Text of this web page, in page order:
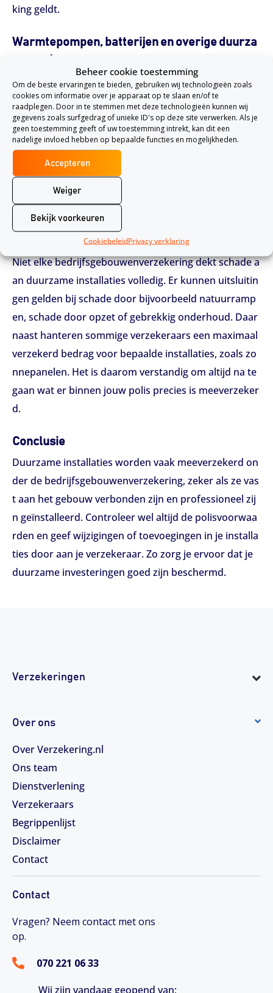
Beheer cookie toestemming
Om de beste ervaringen te bieden, gebruiken wij technologieën zoals
cookies om informatie over je apparaat op te slaan en/of te
raadplegen. Door in te stemmen met deze technologieën kunnen wij
gegevens zoals surfgedrag of unieke ID's op deze site verwerken. Als je
geen toestemming geeft of uw toestemming intrekt, kan dit een
nadelige invloed hebben op bepaalde functies en mogelijkheden.
Accepteren
Weiger
Bekijk voorkeuren
CookiebeleidPrivacy verklaring
king geldt.
Warmtepompen, batterijen en overige duurza
me systemen
Ook andere duurzame installaties zoals warmtepomp
en, omvormers en energieopslagsystemen kunnen m
eeverzekerd zijn, mits ze vast verbonden zijn met het
gebouw. Als het gaat om losse of verplaatsbare install
aties, kan eeninventarisverzekering
kering
meer passend zijn. Hoe de installatie is geplaat
st en gebruikt, bepaalt meestal onder welke dekking
deze valt.
Let op: beperkingen en uitsluitingen
Niet elke bedrijfsgebouwenverzekering dekt schade a
an duurzame installaties volledig. Er kunnen uitsluitin
gen gelden bij schade door bijvoorbeeld natuurramp
en, schade door opzet of gebrekkig onderhoud. Daar
naast hanteren sommige verzekeraars een maximaal
verzekerd bedrag voor bepaalde installaties, zoals zo
nnepanelen. Het is daarom verstandig om altijd na te
gaan wat er binnen jouw polis precies is meeverzeker
d.
Conclusie
Duurzame installaties worden vaak meeverzekerd on
der de bedrijfsgebouwenverzekering, zeker als ze vas
t aan het gebouw verbonden zijn en professioneel zij
n geïnstalleerd. Controleer wel altijd de polisvoorwaa
rden en geef wijzigingen of toevoegingen in je installa
ties door aan je verzekeraar. Zo zorg je ervoor dat je
duurzame investeringen goed zijn beschermd.
Verzekeringen
Over ons
Over Verzekering.nl
Ons team
Dienstverlening
Verzekeraars
Begrippenlijst
Disclaimer
Contact
Contact
Vragen? Neem contact met ons
op.
070 221 06 33
Wij zijn vandaag geopend van;